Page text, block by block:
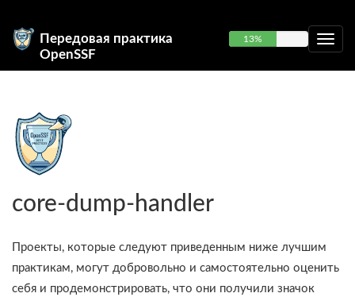
Передовая практика
OpenSSF
13%
core-dump-handler
Проекты, которые следуют приведенным ниже лучшим
практикам, могут добровольно и самостоятельно оценить
себя и продемонстрировать, что они получили значок